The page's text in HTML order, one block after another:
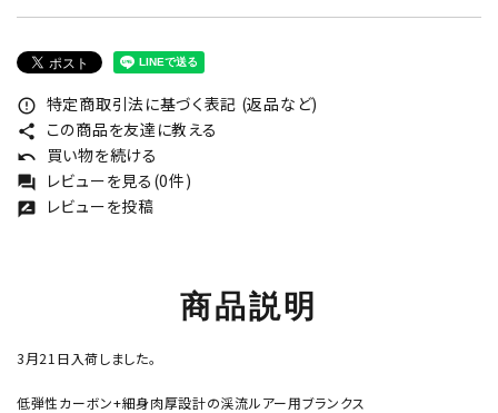
error_outline 特定商取引法に基づく表記 (返品など)
share この商品を友達に教える
undo 買い物を続ける
forum レビューを見る(0件)
rate_review レビューを投稿
商品説明
3月21日入荷しました。
低弾性カーボン+細身肉厚設計の渓流ルアー用ブランクス